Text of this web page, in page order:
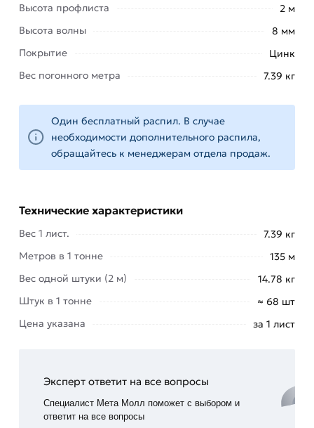
нежилых
помещений
(киоски,
продовольственные
разнообразные
склады и
т.д.);
для
калиток,
ворот и
несъемной
опалубки.
Материал имеет самую большую ширину из-за
бо́льшую площадь.Используется для обшивки
фасадов и установки невысоких ограждений.
Высота профлиста
2 м
Высота волны
8 мм
Покрытие
Цинк
Вес погонного метра
7.39 кг
Один бесплатный распил. В случае
необходимости дополнительного распила,
обращайтесь к менеджерам отдела продаж.
Технические характеристики
Вес 1 лист.
7.39 кг
Метров в 1 тонне
135 м
Вес одной штуки (2 м)
14.78 кг
Штук в 1 тонне
≈ 68 шт
Цена указана
за 1 лист
Эксперт ответит на все вопросы
Специалист Мета Молл поможет с выбором и
ответит на все вопросы